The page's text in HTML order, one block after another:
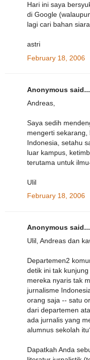
Hari ini saya
di Google
lagi cari bahan
astri
February 18, 2006
Anonymous said...
Andreas,
Saya sedih
mengerti
Indonesia, setahu
luar kampus,
terutama untuk
Ulil
February 18, 2006
Anonymous said...
Ulil, Andreas dan
Departemen2
detik ini tak
mereka nyaris tak
jurnalisme
orang saja -- satu
dari departemen
ada jurnalis yang
alumnus sekolah
Dapatkah Anda